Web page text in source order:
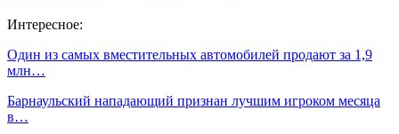
Интересное:
Один из самых вместительных автомобилей продают за 1,9
млн…
Барнаульский нападающий признан лучшим игроком месяца
в…